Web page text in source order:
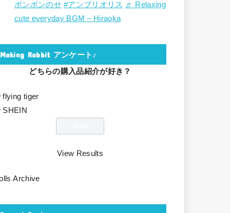
ポンポンのせ #アンブリオリス ♬ Relaxing
cute everyday BGM – Hiraoka
Making Rabbit アンケート♪
どちらの購入品紹介が好き？
flying tiger
SHEIN
View Results
Archive